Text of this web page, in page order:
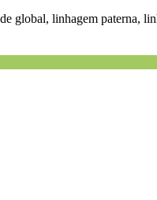
global, linhagem paterna,